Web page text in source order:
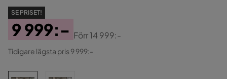
SE PRISET!
Pris
9 999:-
Original
Pris
Förr14 999:-
Tidigare lägsta pris 9 999:-